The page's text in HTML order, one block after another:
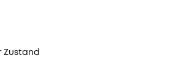
Zustand